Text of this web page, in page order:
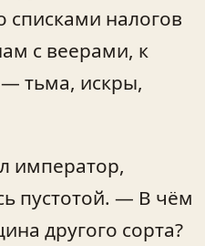
налогов
с веерами, к
тьма, искры,
император,
пустотой. — В чём
другого сорта?